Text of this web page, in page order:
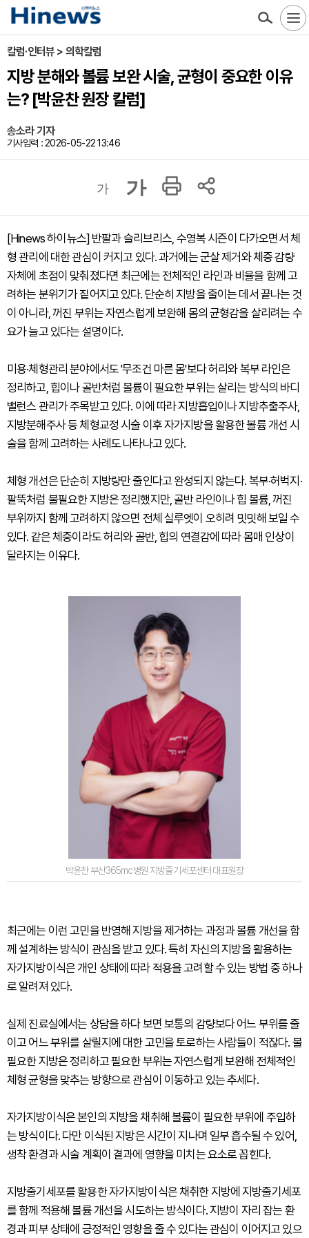
칼럼·인터뷰 > 의학칼럼
지방 분해와 볼륨 보완 시술, 균형이 중요한 이유
는? [박윤찬 원장 칼럼]
송소라 기자
기사입력 : 2026-05-22 13:46
가 가
[Hinews 하이뉴스] 반팔과 슬리브리스, 수영복 시즌이 다가오면서 체
형 관리에 대한 관심이 커지고 있다. 과거에는 군살 제거와 체중 감량
자체에 초점이 맞춰졌다면 최근에는 전체적인 라인과 비율을 함께 고
려하는 분위기가 짙어지고 있다. 단순히 지방을 줄이는 데서 끝나는 것
이 아니라, 꺼진 부위는 자연스럽게 보완해 몸의 균형감을 살리려는 수
요가 늘고 있다는 설명이다.
미용·체형관리 분야에서도 '무조건 마른 몸'보다 허리와 복부 라인은
정리하고, 힙이나 골반처럼 볼륨이 필요한 부위는 살리는 방식의 바디
밸런스 관리가 주목받고 있다. 이에 따라 지방흡입이나 지방추출주사,
지방분해주사 등 체형교정 시술 이후 자가지방을 활용한 볼륨 개선 시
술을 함께 고려하는 사례도 나타나고 있다.
체형 개선은 단순히 지방량만 줄인다고 완성되지 않는다. 복부·허벅지·
팔뚝처럼 불필요한 지방은 정리했지만, 골반 라인이나 힙 볼륨, 꺼진
부위까지 함께 고려하지 않으면 전체 실루엣이 오히려 밋밋해 보일 수
있다. 같은 체중이라도 허리와 골반, 힙의 연결감에 따라 몸매 인상이
달라지는 이유다.
박윤찬 부산365mc병원 지방줄기세포센터 대표원장
최근에는 이런 고민을 반영해 지방을 제거하는 과정과 볼륨 개선을 함
께 설계하는 방식이 관심을 받고 있다. 특히 자신의 지방을 활용하는
자가지방이식은 개인 상태에 따라 적용을 고려할 수 있는 방법 중 하나
로 알려져 있다.
실제 진료실에서는 상담을 하다 보면 보통의 감량보다 어느 부위를 줄
이고 어느 부위를 살릴지에 대한 고민을 토로하는 사람들이 적잖다. 불
필요한 지방은 정리하고 필요한 부위는 자연스럽게 보완해 전체적인
체형 균형을 맞추는 방향으로 관심이 이동하고 있는 추세다.
자가지방이식은 본인의 지방을 채취해 볼륨이 필요한 부위에 주입하
는 방식이다. 다만 이식된 지방은 시간이 지나며 일부 흡수될 수 있어,
생착 환경과 시술 계획이 결과에 영향을 미치는 요소로 꼽힌다.
지방줄기세포를 활용한 자가지방이식은 채취한 지방에 지방줄기세포
를 함께 적용해 볼륨 개선을 시도하는 방식이다. 지방이 자리 잡는 환
경과 피부 상태에 긍정적인 영향을 줄 수 있다는 관심이 이어지고 있으